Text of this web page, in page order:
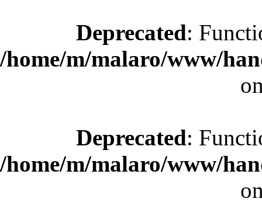
Deprecated:
/home/m/malaro/www/
Deprecated:
/home/m/malaro/www/